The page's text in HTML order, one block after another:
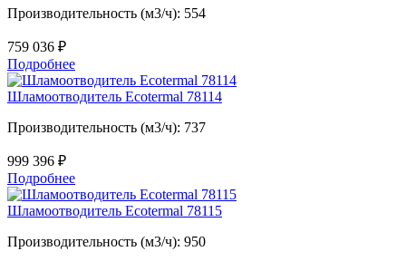
Производительность (м3/ч): 554
759 036 ₽
Подробнее
Шламоотводитель Ecotermal 78114
Производительность (м3/ч): 737
999 396 ₽
Подробнее
Шламоотводитель Ecotermal 78115
Производительность (м3/ч): 950